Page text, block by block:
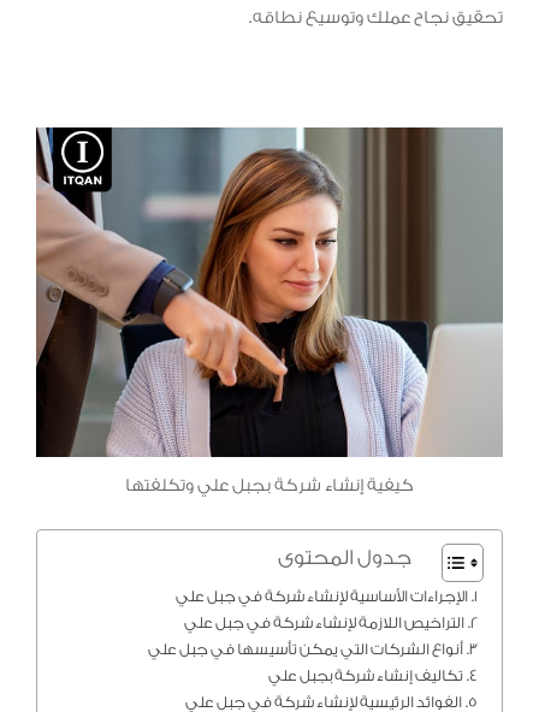
تحقيق نجاح عملك وتوسيع نطاقه.
كيفية إنشاء شركة بجبل علي وتكلفتها
جدول المحتوى
الإجراءات الأساسية لإنشاء شركة في جبل علي
التراخيص اللازمة لإنشاء شركة في جبل علي
أنواع الشركات التي يمكن تأسيسها في جبل علي
تكاليف إنشاء شركة بجبل علي
الفوائد الرئيسية لإنشاء شركة في جبل علي